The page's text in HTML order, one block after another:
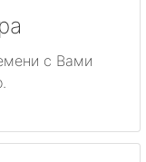
с Вами